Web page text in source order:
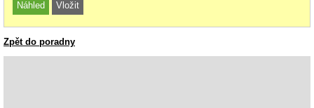
Zpět do poradny